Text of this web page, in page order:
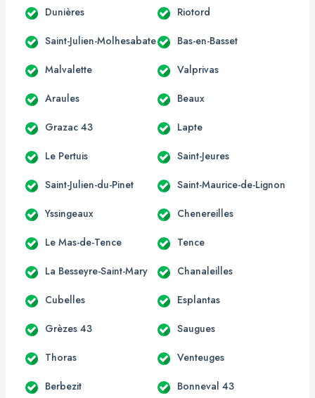
Dunières Riotord
Saint-Julien-Molhesabate Bas-en-Basset
Malvalette Valprivas
Araules Beaux
Grazac 43 Lapte
Le Pertuis Saint-Jeures
Saint-Julien-du-Pinet Saint-Maurice-de-Lignon
Yssingeaux Chenereilles
Le Mas-de-Tence Tence
La Besseyre-Saint-Mary Chanaleilles
Cubelles Esplantas
Grèzes 43 Saugues
Thoras Venteuges
Berbezit Bonneval 43